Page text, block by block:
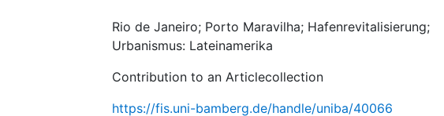
Hamburger HafenCity, oder Puerto Madero in Buenos
Aires, das bisher wohl bekannteste Beispiel einer
Hafenareale, die ihre ursprüngliche Funktionalität nur
bedingt erfüllen oder sogar weitgehend verloren haben,
Rio de Janeiro; Porto Maravilha; Hafenrevitalisierung;
Urbanismus: Lateinamerika
Contribution to an Articlecollection
https://fis.uni-bamberg.de/handle/uniba/40066